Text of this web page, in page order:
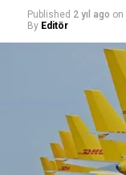
Published 2 yıl ago on
By Editör